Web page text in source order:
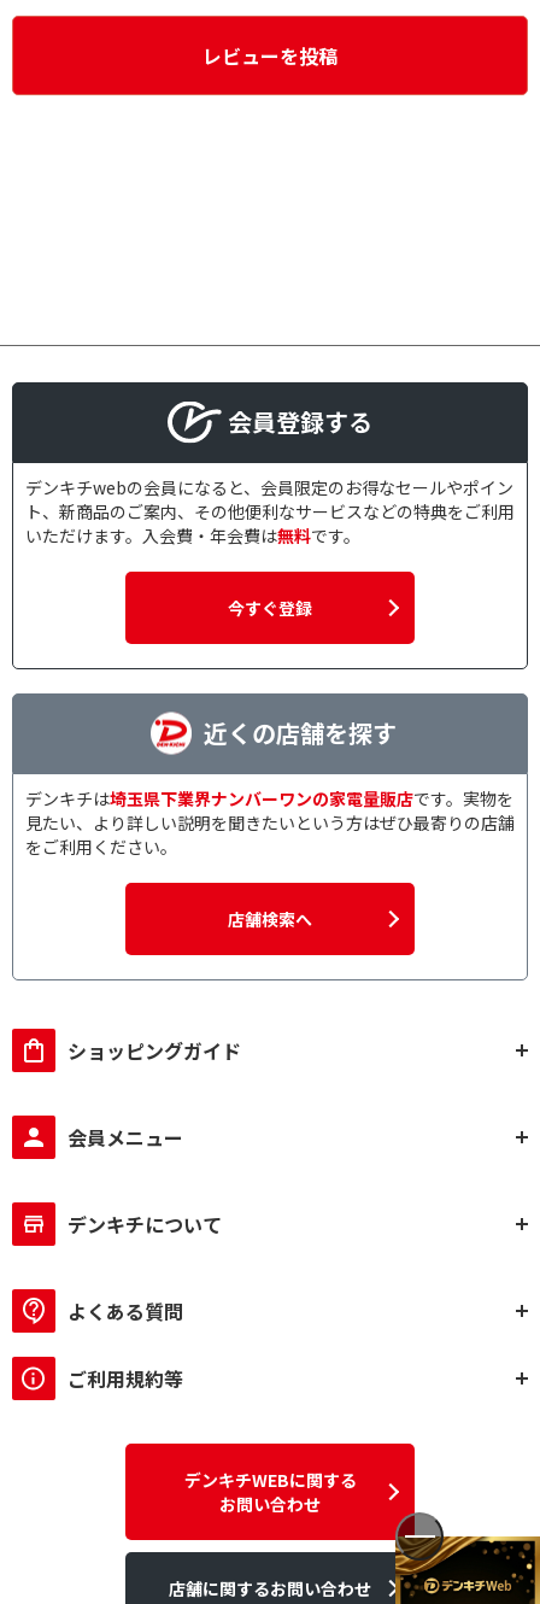
レビューを投稿
会員登録する
デンキチwebの会員になると、会員限定のお得なセールやポイン
ト、新商品のご案内、その他便利なサービスなどの特典をご利用
いただけます。入会費・年会費は無料です。
今すぐ登録
近くの店舗を探す
デンキチは埼玉県下業界ナンバーワンの家電量販店です。実物を
見たい、より詳しい説明を聞きたいという方はぜひ最寄りの店舗
をご利用ください。
店舗検索へ
ショッピングガイド
会員メニュー
デンキチについて
よくある質問
ご利用規約等
デンキチWEBに関する
お問い合わせ
店舗に関するお問い合わせ